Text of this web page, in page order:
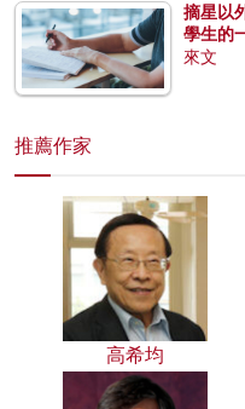
摘星以
學生的
來文
推薦作家
高希均